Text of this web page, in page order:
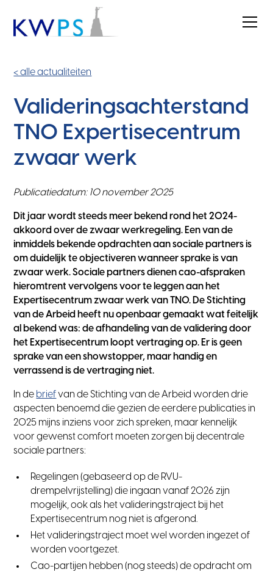
< alle actualiteiten
Valideringsachterstand
TNO Expertisecentrum
zwaar werk
Publicatiedatum: 10 november 2025
Dit jaar wordt steeds meer bekend rond het 2024-
akkoord over de zwaar werkregeling. Een van de
inmiddels bekende opdrachten aan sociale partners is
om duidelijk te objectiveren wanneer sprake is van
zwaar werk. Sociale partners dienen cao-afspraken
hieromtrent vervolgens voor te leggen aan het
Expertisecentrum zwaar werk van TNO. De Stichting
van de Arbeid heeft nu openbaar gemaakt wat feitelijk
al bekend was: de afhandeling van de validering door
het Expertisecentrum loopt vertraging op. Er is geen
sprake van een showstopper, maar handig en
verrassend is de vertraging niet.
In de briefvan de Stichting van de Arbeid worden drie
aspecten benoemd die gezien de eerdere publicaties in
2025 mijns inziens voor zich spreken, maar kennelijk
voor gewenst comfort moeten zorgen bij decentrale
sociale partners:
Regelingen (gebaseerd op de RVU-
drempelvrijstelling) die ingaan vanaf 2026 zijn
mogelijk, ook als het valideringstraject bij het
Expertisecentrum nog niet is afgerond.
Het valideringstraject moet wel worden ingezet of
worden voortgezet.
Cao-partijen hebben (nog steeds) de opdracht om